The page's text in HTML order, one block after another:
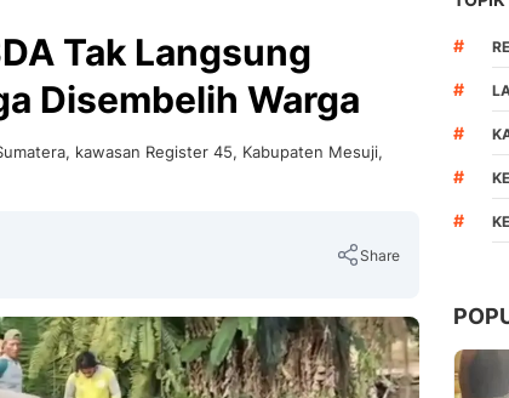
Tak Langsung
Disembelih Warga
kawasan Register 45, Kabupaten Mesuji,
Share
Copy Link
#
#
#
#
#